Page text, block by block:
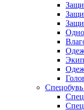
Спецобувь